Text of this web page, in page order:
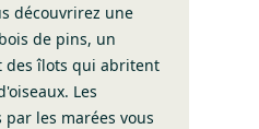
découvrirez une
de pins, un
des îlots qui abritent
Les
par les marées vous